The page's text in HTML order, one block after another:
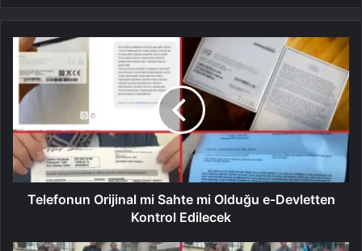
Telefonun Orijinal mi Sahte mi Olduğu e-Devletten
Kontrol Edilecek